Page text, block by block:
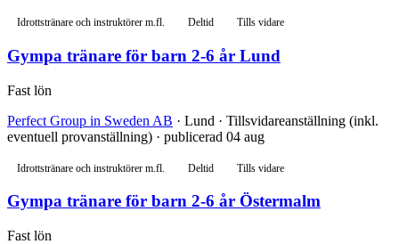
Idrottstränare och instruktörer m.fl. Deltid Tills vidare
Gympa tränare för barn 2-6 år Lund
Fast lön
Perfect Group in Sweden AB · Lund · Tillsvidareanställning (inkl.
eventuell provanställning) · publicerad 04 aug
Idrottstränare och instruktörer m.fl. Deltid Tills vidare
Gympa tränare för barn 2-6 år Östermalm
Fast lön